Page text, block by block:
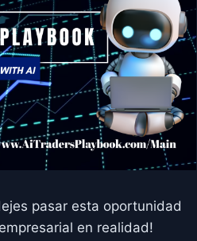
pasar esta oportunidad
en realidad!